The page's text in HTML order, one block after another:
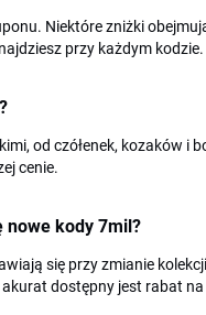
Niektóre zniżki
przy każdym kodzie.
od czółenek, kozaków i
cenie.
nowe kody 7mil?
się przy zmianie
dostępny jest rabat